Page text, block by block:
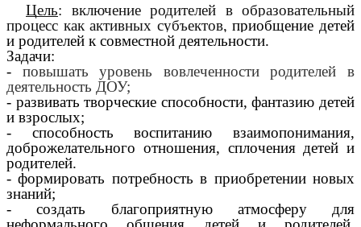
Цель: включение родителей в образовательный
процесс как активных субъектов,приобщение детей
и родителей к совместной деятельности.
Задачи:
- повышать уровень вовлеченности родителей в
деятельность ДОУ;
- развивать творческие способности, фантазию детей
и взрослых;
- способность воспитанию взаимопонимания,
доброжелательного отношения, сплочения детей и
родителей.
- формировать потребность в приобретении новых
знаний;
- создать благоприятную атмосферу для